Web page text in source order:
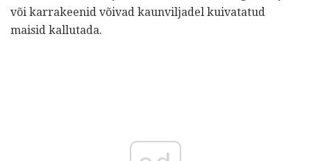
või karrakeenid võivad kaunviljadel kuivatatud
maisid kallutada.